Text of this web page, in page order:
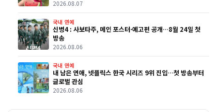
2026.08.07
국내 연예
신병4 : 사보타주, 메인 포스터·예고편 공개…8월 24일 첫
방송
2026.08.06
국내 연예
내 남은 연애, 넷플릭스 한국 시리즈 9위 진입…첫 방송부터
글로벌 관심
2026.08.06